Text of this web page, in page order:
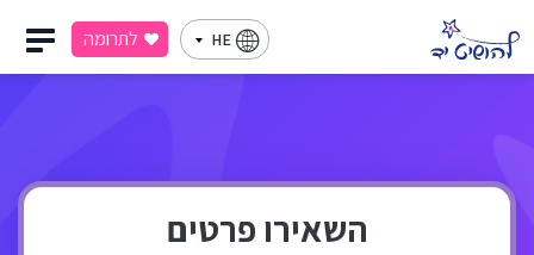
HE לתרומה
השאירו פרטים